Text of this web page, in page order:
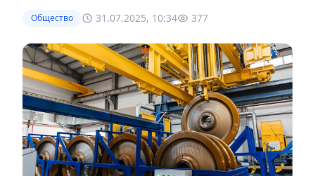
Общество 31.07.2025, 10:34 377